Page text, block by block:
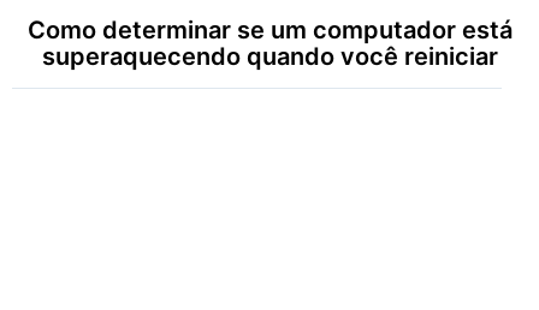
Como determinar se um computador está
superaquecendo quando você reiniciar